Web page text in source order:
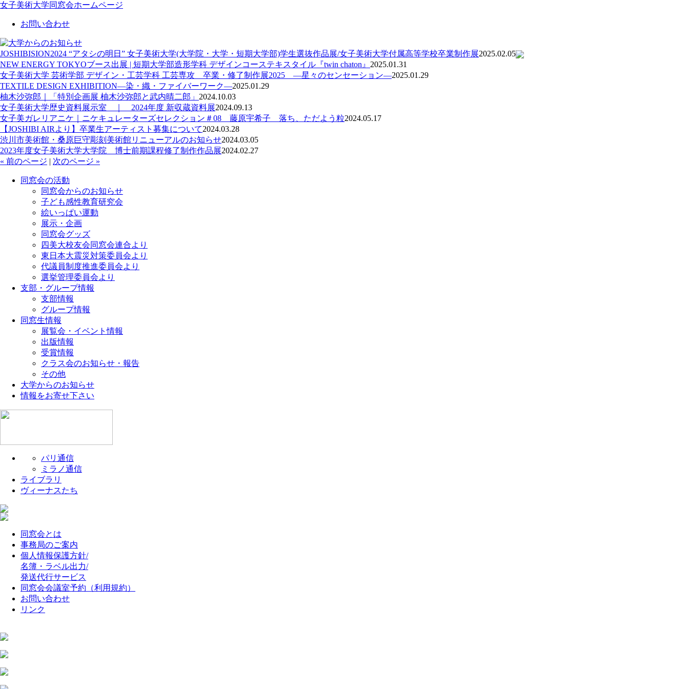
女子美術大学同窓会ホームページ
お問い合わせ
JOSHIBISION2024 “アタシの明日” 女子美術大学(大学院・大学・短期大学部)学生選抜作品展/女子美術大学付属高等学校卒業制作展2025.02.05
NEW ENERGY TOKYOブース出展 | 短期大学部造形学科 デザインコーステキスタイル『twin chaton』 2025.01.31
女子美術大学 芸術学部 デザイン・工芸学科 工芸専攻 卒業・修了制作展2025 ―星々のセンセーション―2025.01.29
TEXTILE DESIGN EXHIBITION―染・織・ファイバーワーク―2025.01.29
柚木沙弥郎｜「特別企画展 柚木沙弥郎と武内晴二郎」 2024.10.03
女子美術大学歴史資料展示室 ｜ 2024年度 新収蔵資料展2024.09.13
女子美ガレリアニケ｜ニケキュレーターズセレクション＃08 藤原宇希子 落ち、ただよう粒2024.05.17
【JOSHIBI AIRより】卒業生アーティスト募集について2024.03.28
渋川市美術館・桑原巨守彫刻美術館リニューアルのお知らせ2024.03.05
2023年度女子美術大学大学院 博士前期課程修了制作作品展2024.02.27
« 前のページ | 次のページ »
同窓会の活動
同窓会からのお知らせ
子ども感性教育研究会
絵いっぱい運動
展示・企画
同窓会グッズ
四美大校友会同窓会連合より
東日本大震災対策委員会より
代議員制度推進委員会より
選挙管理委員会より
支部・グループ情報
支部情報
グループ情報
同窓生情報
展覧会・イベント情報
出版情報
受賞情報
クラス会のお知らせ・報告
その他
大学からのお知らせ
情報をお寄せ下さい
パリ通信
ミラノ通信
ライブラリ
ヴィーナスたち
同窓会とは
事務局のご案内
個人情報保護方針/
名簿・ラベル出力/
発送代行サービス
同窓会会議室予約（利用規約）
お問い合わせ
リンク